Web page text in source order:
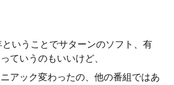
いうことでサターンのソフト、有
ていうのもいいけど、
アック変わったの、他の番組ではあ